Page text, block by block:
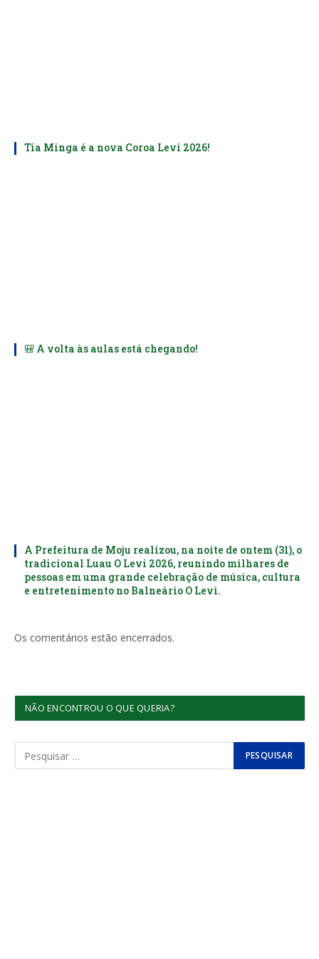
Tia Minga é a nova Coroa Levi 2026!
🎒 A volta às aulas está chegando!
A Prefeitura de Moju realizou, na noite de ontem (31), o
tradicional Luau O Levi 2026, reunindo milhares de
pessoas em uma grande celebração de música, cultura
e entretenimento no Balneário O Levi.
Os comentários estão encerrados.
NÃO ENCONTROU O QUE QUERIA?